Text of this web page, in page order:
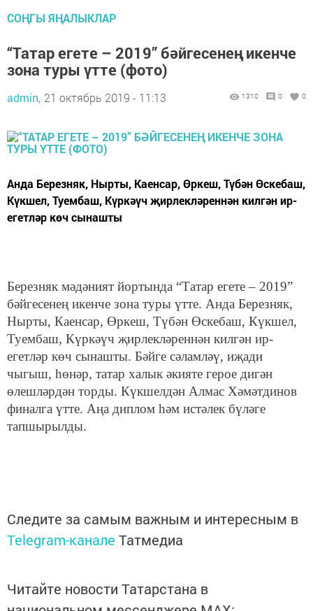
СОҢГЫ ЯҢАЛЫКЛАР
“Татар егете – 2019” бәйгесенең икенче
зона туры үтте (фото)
admin, 21 октябрь 2019 - 11:13 1310 0 0
Анда Березняк, Нырты, Каенсар, Өркеш, Түбән Өскебаш,
Күкшел, Туембаш, Күркәүч җирлекләреннән килгән ир-
егетләр көч сынашты
Березняк мәдәният йортында “Татар егете – 2019”
бәйгесенең икенче зона туры үтте. Анда Березняк,
Нырты, Каенсар, Өркеш, Түбән Өскебаш, Күкшел,
Туембаш, Күркәүч җирлекләреннән килгән ир-
егетләр көч сынашты. Бәйге сәламләү, иҗади
чыгыш, һөнәр, татар халык әкияте герое дигән
өлешләрдән торды. Күкшелдән Алмас Хәмәтдинов
финалга үтте. Аңа диплом һәм истәлек бүләге
тапшырылды.
Следите за самым важным и интересным в
Telegram-канале Татмедиа
Читайте новости Татарстана в